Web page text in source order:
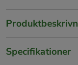
Specifikationer